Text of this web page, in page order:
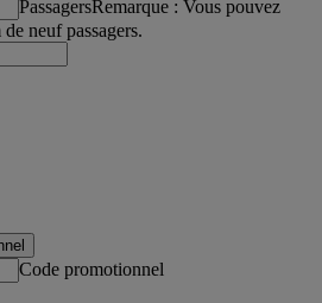
PassagersRemarque : Vous pouvez
neuf passagers.
Code promotionnel